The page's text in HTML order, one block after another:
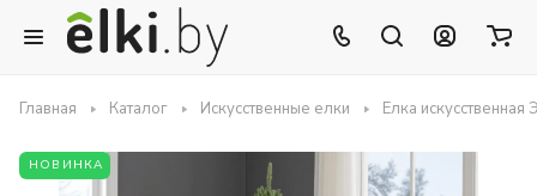
Главная Каталог Искусственные елки Елка
НОВИНКА